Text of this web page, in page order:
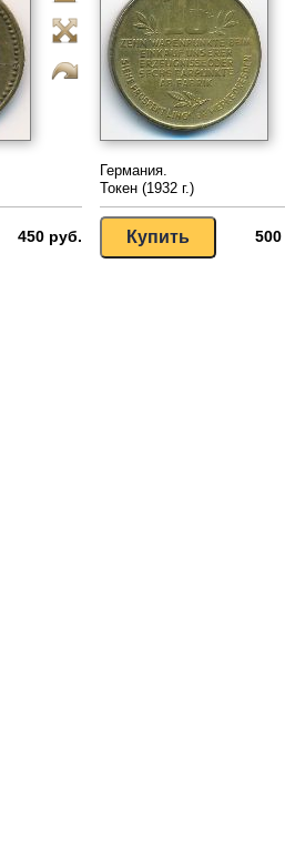
450 руб.
Германия.
Токен (1932 г.)